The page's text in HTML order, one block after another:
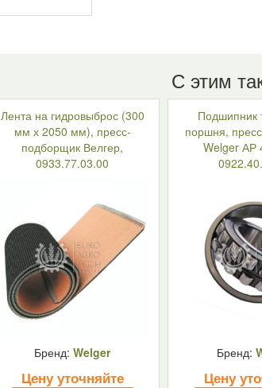
С этим
Лента на гидровыброс (300
мм х 2050 мм), пресс-
подборщик Велгер,
0933.77.03.00
Бренд: Welger
Цену уточняйте
Подшипник
поршня,
Welger АР
Бренд:
Цену